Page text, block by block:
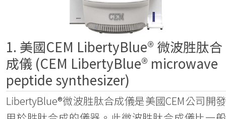
1. 美國CEM LibertyBlue® 微波胜肽合
成儀 (CEM LibertyBlue® microwave
peptide synthesizer)
LibertyBlue®微波胜肽合成儀是美國CEM公司開發